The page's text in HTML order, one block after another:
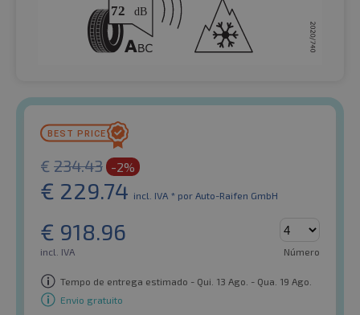
€ 234.43 -2%
€ 229.74 incl. IVA * por Auto-Raifen GmbH
€ 918.96
incl. IVA Número
Tempo de entrega estimado - Qui. 13 Ago. - Qua. 19 Ago.
Envio gratuito